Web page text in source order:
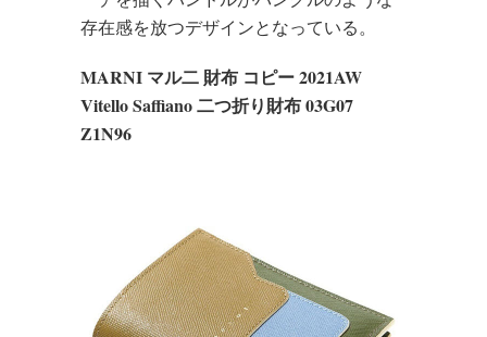
存在感を放つデザインとなっている。
MARNI マル二 財布 コピー 2021AW
Vitello Saffiano 二つ折り財布 03G07
Z1N96